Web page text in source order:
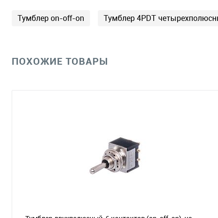
Тумблер on-off-on Тумблер 4PDT
ПОХОЖИЕ ТОВАРЫ